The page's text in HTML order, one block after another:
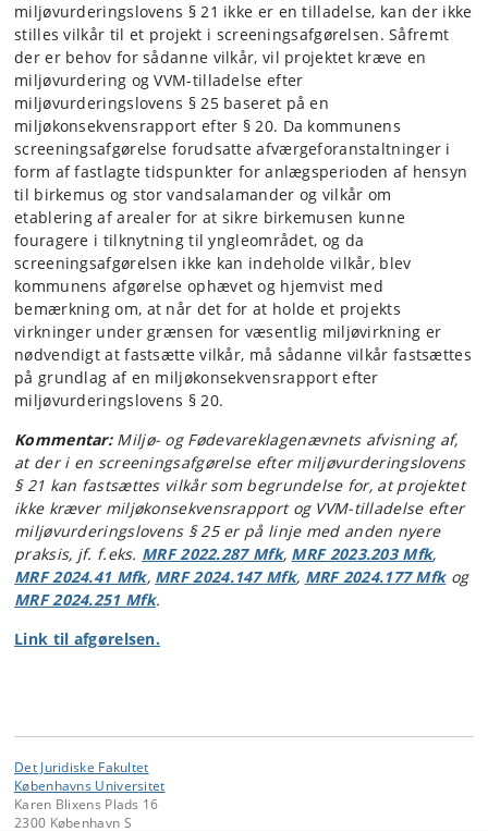
miljøvurderingslovens § 21 ikke er en tilladelse, kan der ikke
stilles vilkår til et projekt i screeningsafgørelsen. Såfremt
der er behov for sådanne vilkår, vil projektet kræve en
miljøvurdering og VVM-tilladelse efter
miljøvurderingslovens § 25 baseret på en
miljøkonsekvensrapport efter § 20. Da kommunens
screeningsafgørelse forudsatte afværgeforanstaltninger i
form af fastlagte tidspunkter for anlægsperioden af hensyn
til birkemus og stor vandsalamander og vilkår om
etablering af arealer for at sikre birkemusen kunne
fouragere i tilknytning til yngleområdet, og da
screeningsafgørelsen ikke kan indeholde vilkår, blev
kommunens afgørelse ophævet og hjemvist med
bemærkning om, at når det for at holde et projekts
virkninger under grænsen for væsentlig miljøvirkning er
nødvendigt at fastsætte vilkår, må sådanne vilkår fastsættes
på grundlag af en miljøkonsekvensrapport efter
miljøvurderingslovens § 20.
Kommentar:Miljø- og Fødevareklagenævnets afvisning af,
at der i en screeningsafgørelse efter miljøvurderingslovens
§ 21 kan fastsættes vilkår som begrundelse for, at projektet
ikke kræver miljøkonsekvensrapport og VVM-tilladelse efter
miljøvurderingslovens § 25 er på linje med anden nyere
praksis, jf. f.eks. MRF 2022.287 Mfk, MRF 2023.203 Mfk,
MRF 2024.41 Mfk, MRF 2024.147 Mfk, MRF 2024.177 Mfkog
MRF 2024.251 Mfk.
Link til afgørelsen.
Det Juridiske Fakultet
Københavns Universitet
Karen Blixens Plads 16
2300 København S